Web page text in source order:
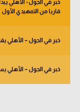
قاريا من التمهيدي الأول
خبر في الجول – الأهلي
خبر في الجول – الأهلي